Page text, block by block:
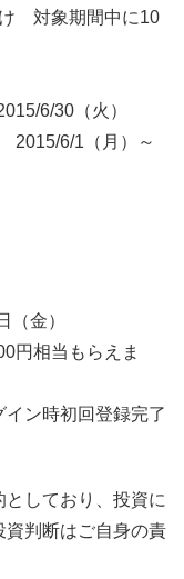
け 対象期間中に10
6/30（火）
2015/6/1（月）～
（金）
円相当もらえま
ン時初回登録完了
しており、投資に
資判断はご自身の責